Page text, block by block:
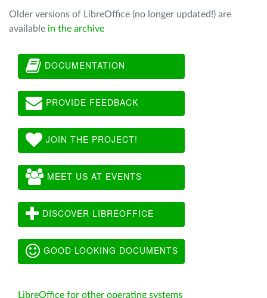
Older versions of LibreOffice (no longer updated!) are
available in the archive
DOCUMENTATION
PROVIDE FEEDBACK
JOIN THE PROJECT!
MEET US AT EVENTS
DISCOVER LIBREOFFICE
GOOD LOOKING DOCUMENTS
LibreOffice for other operating systems